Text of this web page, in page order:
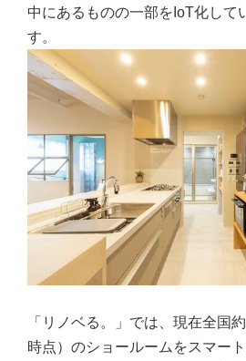
中にあるものの一部をIoT化して
す。
「リノベる。」では、現在全国
時点）のショールームをスマー